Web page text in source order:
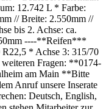
12.742 L * Farbe:
// Breite: 2.550mm //
bis 2. Achse: ca.
----**Reifen***
* Achse 3: 315/70
Fragen: **0174-
am Main **Bitte
Anruf unsere Inserate
Deutsch, English,